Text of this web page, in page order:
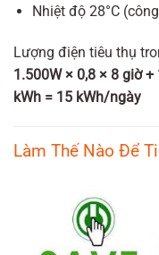
Nhiệt độ 28°C
Lượng điện tiêu thụ
1.500W × 0,8 × 8 giờ
kWh = 15 kWh/ngày
Làm Thế Nào Để